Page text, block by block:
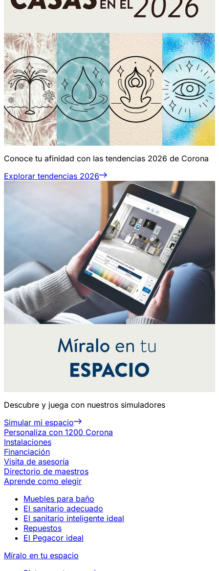
Conoce tu afinidad con las tendencias 2026 de Corona
Explorar tendencias 2026
Descubre y juega con nuestros simuladores
Simular mi espacio
Personaliza con 1200 Corona
Instalaciones
Financiación
Visita de asesoría
Directorio de maestros
Aprende como elegir
Muebles para baño
El sanitario adecuado
El sanitario inteligente ideal
Repuestos
El Pegacor ideal
Míralo en tu espacio